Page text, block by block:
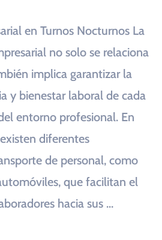
en Turnos Nocturnos La
no solo se relaciona
implica garantizar la
y bienestar laboral de cada
entorno profesional. En
diferentes
de personal, como
que facilitan el
hacia sus …